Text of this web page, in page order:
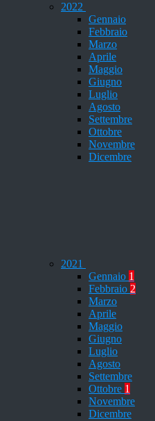
2022
Gennaio
Febbraio
Marzo
Aprile
Maggio
Giugno
Luglio
Agosto
Settembre
Ottobre
Novembre
Dicembre
2021
Gennaio 1
Febbraio 2
Marzo
Aprile
Maggio
Giugno
Luglio
Agosto
Settembre
Ottobre 1
Novembre
Dicembre